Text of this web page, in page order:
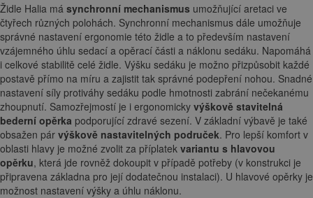
Židle Halia má synchronní mechanismus umožňující aretaci ve
čtyřech různých polohách. Synchronní mechanismus dále umožňuje
správné nastavení ergonomie této židle a to především nastavení
vzájemného úhlu sedací a opěrací části a náklonu sedáku. Napomáhá
i celkové stabilitě celé židle. Výšku sedáku je možno přizpůsobit každé
postavě přímo na míru a zajistit tak správné podepření nohou. Snadné
nastavení síly protiváhy sedáku podle hmotnosti zabrání nečekanému
zhoupnutí. Samozřejmostí je i ergonomicky výškově stavitelná
bederní opěrka podporující zdravé sezení. V základní výbavě je také
obsažen pár výškově nastavitelných područek. Pro lepší komfort v
oblasti hlavy je možné zvolit za příplatek variantu s hlavovou
opěrku, která jde rovněž dokoupit v případě potřeby (v konstrukci je
připravena základna pro její dodatečnou instalaci). U hlavové opěrky je
možnost nastavení výšky a úhlu náklonu.